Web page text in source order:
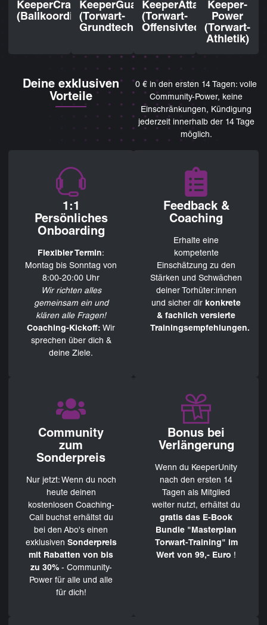
KeeperCraft
(Ballkoordination)
KeeperGuard
(Torwart-
Grundtechniken)
KeeperAttack
(Torwart-
Offensivtechniken)
Keeper-
Power
(Torwart-
Athletik)
Deine exklusiven
Vorteile
0 € in den ersten 14 Tagen: volle
Community-Power, keine
Einschränkungen, Kündigung
jederzeit innerhalb der 14 Tage
möglich.
1:1
Persönliches
Onboarding
Flexibler Termin:
Montag bis Sonntag von
8:00-20:00 Uhr
Wir richten alles
gemeinsam ein und
klären alle Fragen!
Coaching-Kickoff: Wir
sprechen über dich &
deine Ziele.
Feedback &
Coaching
Erhalte eine
kompetente
Einschätzung zu den
Stärken und Schwächen
deiner Torhüter:innen
und sicher dir konkrete
& fachlich versierte
Trainingsempfehlungen.
Community
zum
Sonderpreis
Nur jetzt: Wenn du noch
heute deinen
kostenlosen Coaching-
Call buchst erhältst du
bei den Abo's einen
exklusiven Sonderpreis
mit Rabatten von bis
zu 30%- Community-
Power für alle und alle
für dich!
Bonus bei
Verlängerung
Wenn du KeeperUnity
nach den ersten 14
Tagen als Mitglied
weiter nutzt, erhältst du
gratis das E-Book
Bundle "Masterplan
Torwart-Training" im
Wert von 99,- Euro !